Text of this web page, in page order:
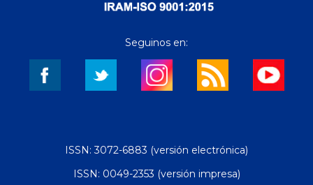
Seguinos en:
ISSN: 3072-6883 (versión electrónica)
ISSN: 0049-2353 (versión impresa)